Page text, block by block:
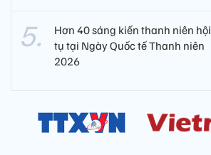
Hơn 40 sáng kiến thanh niên hội
tụ tại Ngày Quốc tế Thanh niên
2026